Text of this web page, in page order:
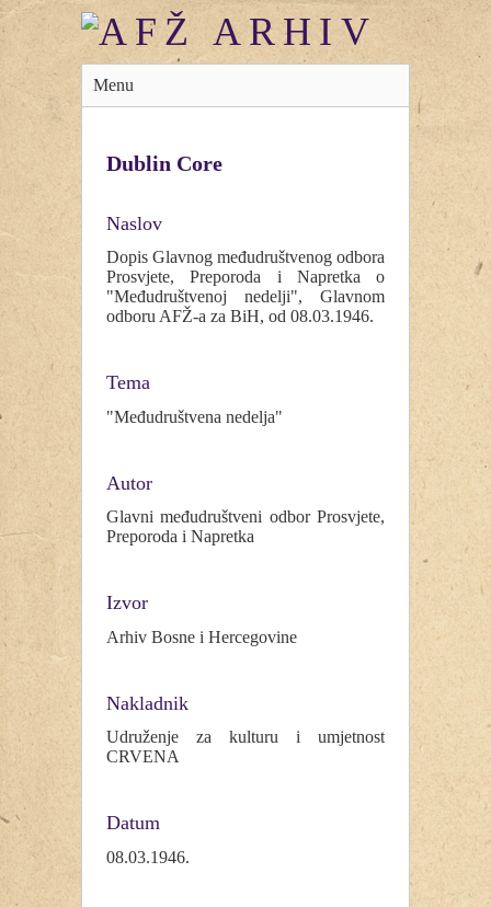
Menu
Dublin Core
Naslov
Dopis Glavnog međudruštvenog odbora
Prosvjete, Preporoda i Napretka o
"Međudruštvenoj nedelji", Glavnom
odboru AFŽ-a za BiH, od 08.03.1946.
Tema
"Međudruštvena nedelja"
Autor
Glavni međudruštveni odbor Prosvjete,
Preporoda i Napretka
Izvor
Arhiv Bosne i Hercegovine
Nakladnik
Udruženje za kulturu i umjetnost
CRVENA
Datum
08.03.1946.